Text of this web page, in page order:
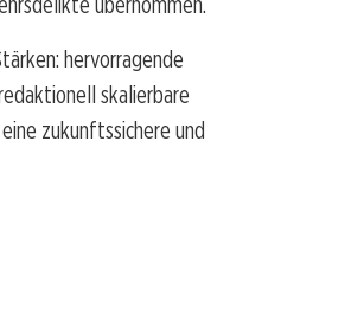
hervorragende
skalierbare
zukunftssichere und